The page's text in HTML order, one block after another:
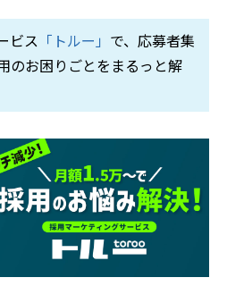
ビス 「トルー」 で、応募者集
のお困りごとをまるっと解